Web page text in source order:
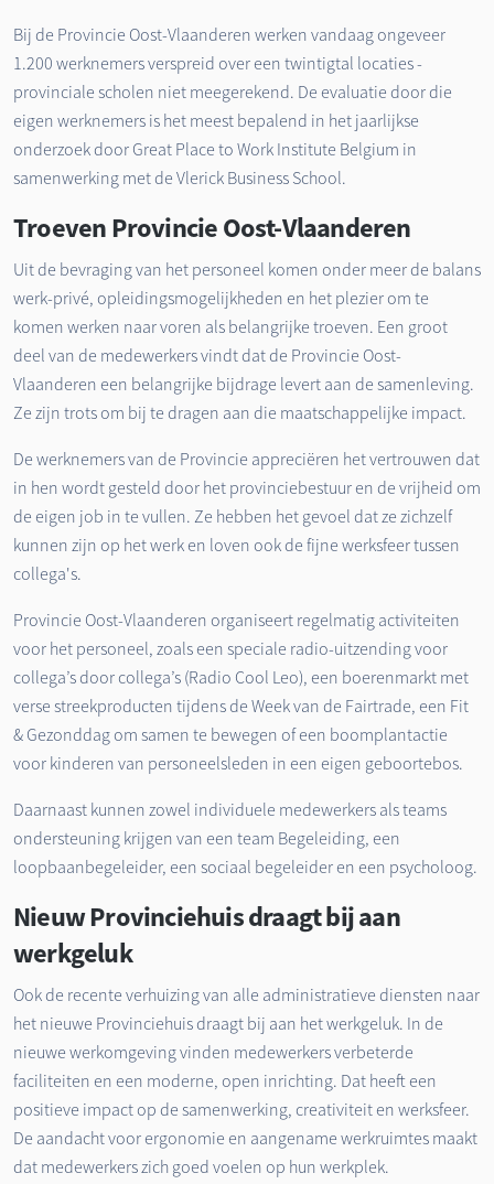
Bij de Provincie Oost-Vlaanderen werken vandaag ongeveer
1.200 werknemers verspreid over een twintigtal locaties -
provinciale scholen niet meegerekend. De evaluatie door die
eigen werknemers is het meest bepalend in het jaarlijkse
onderzoek door Great Place to Work Institute Belgium in
samenwerking met de Vlerick Business School.
Troeven Provincie Oost-Vlaanderen
Uit de bevraging van het personeel komen onder meer de balans
werk-privé, opleidingsmogelijkheden en het plezier om te
komen werken naar voren als belangrijke troeven. Een groot
deel van de medewerkers vindt dat de Provincie Oost-
Vlaanderen een belangrijke bijdrage levert aan de samenleving.
Ze zijn trots om bij te dragen aan die maatschappelijke impact.
De werknemers van de Provincie appreciëren het vertrouwen dat
in hen wordt gesteld door het provinciebestuur en de vrijheid om
de eigen job in te vullen. Ze hebben het gevoel dat ze zichzelf
kunnen zijn op het werk en loven ook de fijne werksfeer tussen
collega's.
Provincie Oost-Vlaanderen organiseert regelmatig activiteiten
voor het personeel, zoals een speciale radio-uitzending voor
collega’s door collega’s (Radio Cool Leo), een boerenmarkt met
verse streekproducten tijdens de Week van de Fairtrade, een Fit
& Gezonddag om samen te bewegen of een boomplantactie
voor kinderen van personeelsleden in een eigen geboortebos.
Daarnaast kunnen zowel individuele medewerkers als teams
ondersteuning krijgen van een team Begeleiding, een
loopbaanbegeleider, een sociaal begeleider en een psycholoog.
Nieuw Provinciehuis draagt bij aan
werkgeluk
Ook de recente verhuizing van alle administratieve diensten naar
het nieuwe Provinciehuis draagt bij aan het werkgeluk. In de
nieuwe werkomgeving vinden medewerkers verbeterde
faciliteiten en een moderne, open inrichting. Dat heeft een
positieve impact op de samenwerking, creativiteit en werksfeer.
De aandacht voor ergonomie en aangename werkruimtes maakt
dat medewerkers zich goed voelen op hun werkplek.